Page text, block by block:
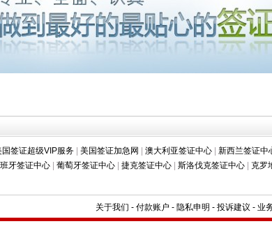
国签证超级VIP服务 | 美国签证加急网 | 澳大利亚签证中心 | 新西兰签证中
牙签证中心 | 葡萄牙签证中心 | 捷克签证中心 | 斯洛伐克签证中心 | 克罗
关于我们 - 付款账户 - 隐私申明 - 投诉建议 - 业